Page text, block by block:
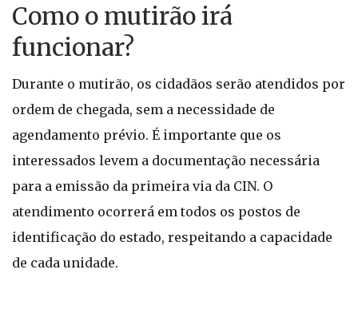
Como o mutirão irá
funcionar?
Durante o mutirão, os cidadãos serão atendidos por
ordem de chegada, sem a necessidade de
agendamento prévio. É importante que os
interessados levem a documentação necessária
para a emissão da primeira via da CIN. O
atendimento ocorrerá em todos os postos de
identificação do estado, respeitando a capacidade
de cada unidade.